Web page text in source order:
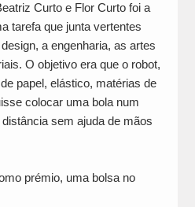
Curto e Flor Curto foi a
tarefa que junta vertentes
a engenharia, as artes
O objetivo era que o robot,
papel, elástico, matérias de
colocar uma bola num
sem ajuda de mãos
prémio, uma bolsa no